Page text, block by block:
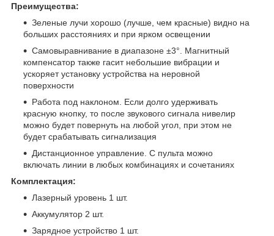
Преимущества:
Зеленые лучи хорошо (лучше, чем красные) видно на
больших расстояниях и при ярком освещении
Самовыравнивание в диапазоне ±3°. Магнитный
компенсатор также гасит небольшие вибрации и
ускоряет установку устройства на неровной
поверхности
Работа под наклоном. Если долго удерживать
красную кнопку, то после звукового сигнала нивелир
можно будет повернуть на любой угол, при этом не
будет срабатывать сигнализация
Дистанционное управление. С пульта можно
включать линии в любых комбинациях и сочетаниях
Комплектация:
Лазерный уровень 1 шт.
Аккумулятор 2 шт.
Зарядное устройство 1 шт.